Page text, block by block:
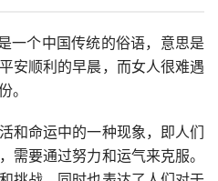
一个中国传统的俗语，意思是
安顺利的早晨，而女人很难遇
。
和命运中的一种现象，即人们
需要通过努力和运气来克服。